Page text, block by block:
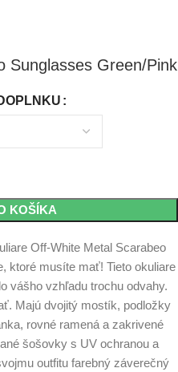
Sunglasses Green/Pink
KOŠÍKA
Off-White Metal Scarabeo
ktoré musíte mať! Tieto okuliare
vášho vzhľadu trochu odvahy.
Majú dvojitý mostík, podložky
rovné ramená a zakrivené
šošovky s UV ochranou a
outfitu farebný záverečný